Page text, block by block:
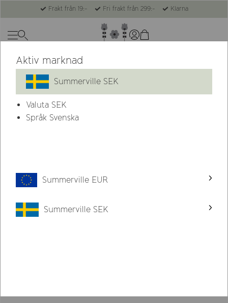
Frakt från 19:- Fri frakt från 299:- Klarna
-47%
Aktiv marknad
Summerville SEK
Valuta SEK
Språk Svenska
Summerville EUR
Summerville SEK